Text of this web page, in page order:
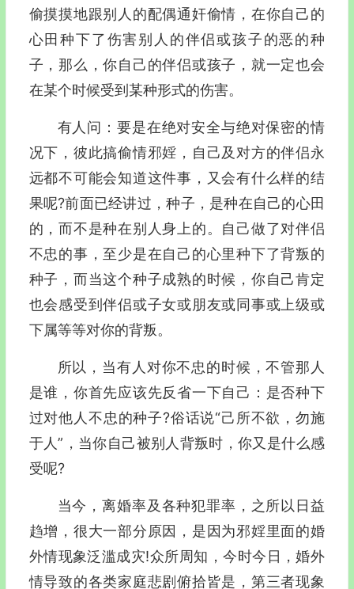
偷摸摸地跟别人的配偶通奸偷情，在你自己的
心田种下了伤害别人的伴侣或孩子的恶的种
子，那么，你自己的伴侣或孩子，就一定也会
在某个时候受到某种形式的伤害。
有人问：要是在绝对安全与绝对保密的情
况下，彼此搞偷情邪婬，自己及对方的伴侣永
远都不可能会知道这件事，又会有什么样的结
果呢?前面已经讲过，种子，是种在自己的心田
的，而不是种在别人身上的。自己做了对伴侣
不忠的事，至少是在自己的心里种下了背叛的
种子，而当这个种子成熟的时候，你自己肯定
也会感受到伴侣或子女或朋友或同事或上级或
下属等等对你的背叛。
所以，当有人对你不忠的时候，不管那人
是谁，你首先应该先反省一下自己：是否种下
过对他人不忠的种子?俗话说“己所不欲，勿施
于人”，当你自己被别人背叛时，你又是什么感
受呢?
当今，离婚率及各种犯罪率，之所以日益
趋增，很大一部分原因，是因为邪婬里面的婚
外情现象泛滥成灾!众所周知，今时今日，婚外
情导致的各类家庭悲剧俯拾皆是，第三者现象